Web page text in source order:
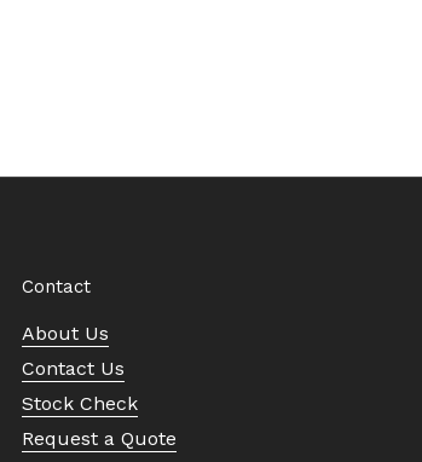
Contact
About Us
Contact Us
Stock Check
Request a Quote